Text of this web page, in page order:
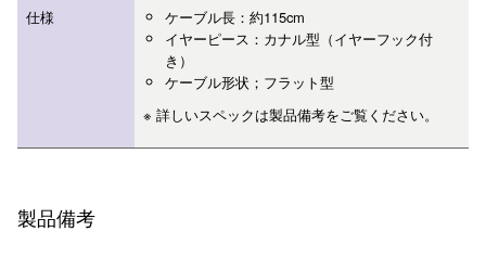
仕様
ケーブル長：約115cm
イヤーピース：カナル型（イヤーフック付
き）
ケーブル形状；フラット型
※ 詳しいスペックは製品備考をご覧ください。
製品備考